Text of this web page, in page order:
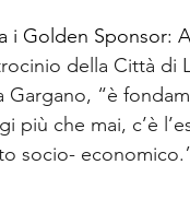
i Golden
della Città di
Gargano, “è
più che mai, c’è
socio-